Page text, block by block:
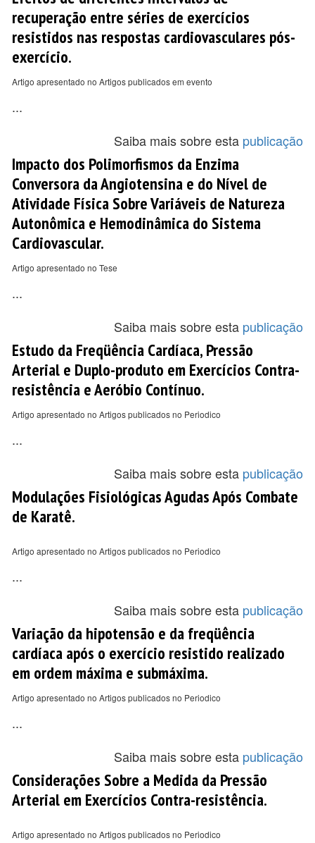
recuperação entre séries de exercícios
resistidos nas respostas cardiovasculares pós-
exercício.
Artigo apresentado no Artigos publicados em evento
...
Saiba mais sobre esta publicação
Impacto dos Polimorfismos da Enzima
Conversora da Angiotensina e do Nível de
Atividade Física Sobre Variáveis de Natureza
Autonômica e Hemodinâmica do Sistema
Cardiovascular.
Artigo apresentado no Tese
...
Saiba mais sobre esta publicação
Estudo da Freqüência Cardíaca, Pressão
Arterial e Duplo-produto em Exercícios Contra-
resistência e Aeróbio Contínuo.
Artigo apresentado no Artigos publicados no Periodico
...
Saiba mais sobre esta publicação
Modulações Fisiológicas Agudas Após Combate
de Karatê.
Artigo apresentado no Artigos publicados no Periodico
...
Saiba mais sobre esta publicação
Variação da hipotensão e da freqüência
cardíaca após o exercício resistido realizado
em ordem máxima e submáxima.
Artigo apresentado no Artigos publicados no Periodico
...
Saiba mais sobre esta publicação
Considerações Sobre a Medida da Pressão
Arterial em Exercícios Contra-resistência.
Artigo apresentado no Artigos publicados no Periodico